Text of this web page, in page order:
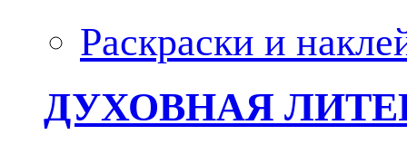
Раскраски и
ДУХОВНАЯ